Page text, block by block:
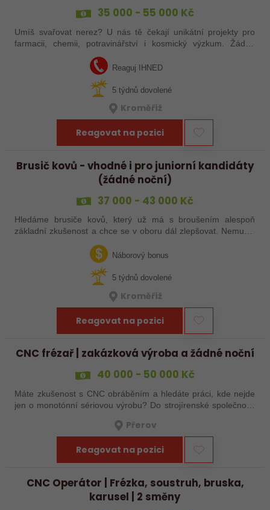
35 000 - 55 000 Kč
Umíš svařovat nerez? U nás tě čekají unikátní projekty pro
farmacii, chemii, potravinářství i kosmický výzkum. Žádná
rutina, ale precizní práce, která má smysl.
Reaguj IHNED
5 týdnů dovolené
Kroměříž
Reagovat na pozici
Brusič kovů - vhodné i pro juniorní kandidáty
(žádné noční)
37 000 - 43 000 Kč
Hledáme brusiče kovů, který už má s broušením alespoň
základní zkušenost a chce se v oboru dál zlepšovat. Nemusíš
abys už někdy pracoval…Náborový bonus
5 týdnů dovolené
Kroměříž
Reagovat na pozici
CNC frézař | zakázková výroba a žádné noční
40 000 - 50 000 Kč
Máte zkušenost s CNC obráběním a hledáte práci, kde nejde
jen o monotónní sériovou výrobu? Do strojírenské společnosti
Přerov
Reagovat na pozici
CNC Operátor | Frézka, soustruh, bruska,
karusel | 2 směny